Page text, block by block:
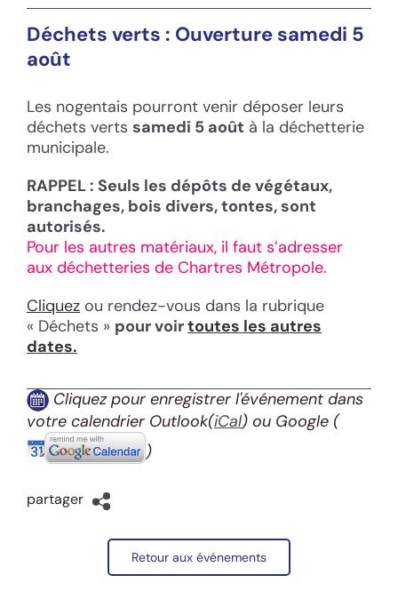
Déchets verts : Ouverture samedi 5
août
Les nogentais pourront venir déposer leurs
déchets verts samedi 5 août à la déchetterie
municipale.
RAPPEL : Seuls les dépôts de végétaux,
branchages, bois divers, tontes, sont
autorisés.
Pour les autres matériaux, il faut s’adresser
aux déchetteries de Chartres Métropole.
Cliquez ou rendez-vous dans la rubrique
« Déchets » pour voirtoutes les autres
dates.
Cliquez pour enregistrer l'événement dans
votre calendrier Outlook(iCal) ou Google (
)
partager
Retour aux événements